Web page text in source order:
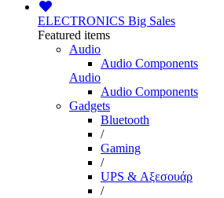
ELECTRONICS Big Sales
Featured items
Audio
Audio Components
Audio
Audio Components
Gadgets
Bluetooth
/
Gaming
/
UPS & Αξεσουάρ
/